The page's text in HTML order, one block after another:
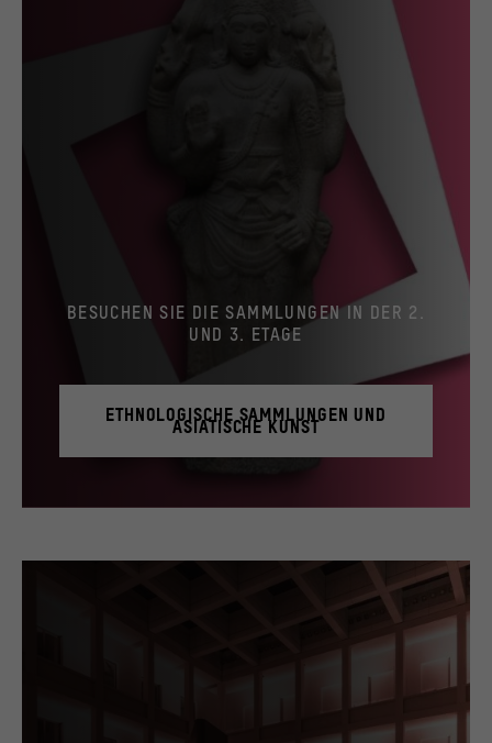
BESUCHEN SIE DIE SAMMLUNGEN IN DER 2.
UND 3. ETAGE
ETHNOLOGISCHE SAMMLUNGEN UND
ASIATISCHE KUNST